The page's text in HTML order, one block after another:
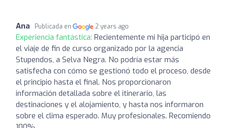
Ana Publicada en 2 years ago
Experiencia fantástica: Recientemente mi hija participó en
el viaje de fin de curso organizado por la agencia
Stupendos, a Selva Negra. No podría estar más
satisfecha con cómo se gestionó todo el proceso, desde
el principio hasta el final. Nos proporcionaron
información detallada sobre el itinerario, las
destinaciones y el alojamiento, y hasta nos informaron
sobre el clima esperado. Muy profesionales. Recomiendo